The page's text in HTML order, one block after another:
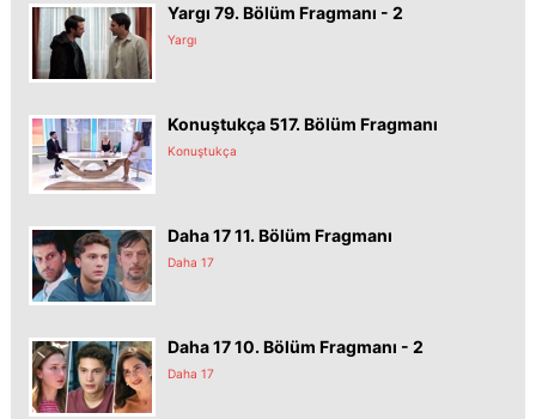
Yargı 79. Bölüm Fragmanı - 2
Yargı
Konuştukça 517. Bölüm Fragmanı
Konuştukça
Daha 17 11. Bölüm Fragmanı
Daha 17
Daha 17 10. Bölüm Fragmanı - 2
Daha 17